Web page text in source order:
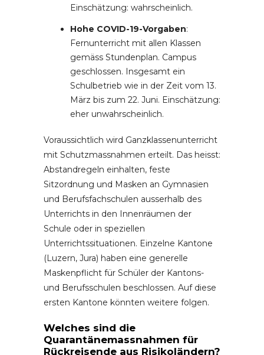
Einschätzung: wahrscheinlich.
Hohe COVID-19-Vorgaben:
Fernunterricht mit allen Klassen
gemäss Stundenplan. Campus
geschlossen. Insgesamt ein
Schulbetrieb wie in der Zeit vom 13.
März bis zum 22. Juni. Einschätzung:
eher unwahrscheinlich.
Voraussichtlich wird Ganzklassenunterricht
mit Schutzmassnahmen erteilt. Das heisst:
Abstandregeln einhalten, feste
Sitzordnung und Masken an Gymnasien
und Berufsfachschulen ausserhalb des
Unterrichts in den Innenräumen der
Schule oder in speziellen
Unterrichtssituationen. Einzelne Kantone
(Luzern, Jura) haben eine generelle
Maskenpflicht für Schüler der Kantons-
und Berufsschulen beschlossen. Auf diese
ersten Kantone könnten weitere folgen.
Welches sind die
Quarantänemassnahmen für
Rückreisende aus Risikoländern?